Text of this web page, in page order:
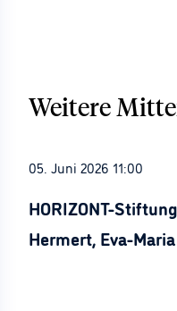
Weitere
05. Juni 2026 11:00
HORIZONT-
Hermert, Eva-